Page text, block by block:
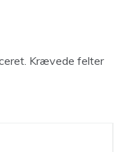
Krævede felter